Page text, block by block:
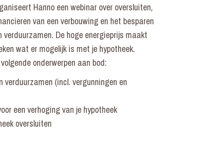
Hanno een webinar over oversluiten,
van een verbouwing en het besparen
De hoge energieprijs maakt
wat er mogelijk is met je hypotheek.
onderwerpen aan bod:
verduurzamen (incl. vergunningen en
een verhoging van je hypotheek
oversluiten